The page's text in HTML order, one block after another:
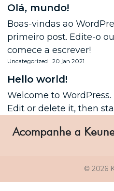
Olá, mundo!
Boas-vindas ao
primeiro post. Edite-o
comece a escrever!
Uncategorized | 20 jan 2021
Hello world!
Welcome to
Edit or delete it, then
Acompanhe a
© 2026